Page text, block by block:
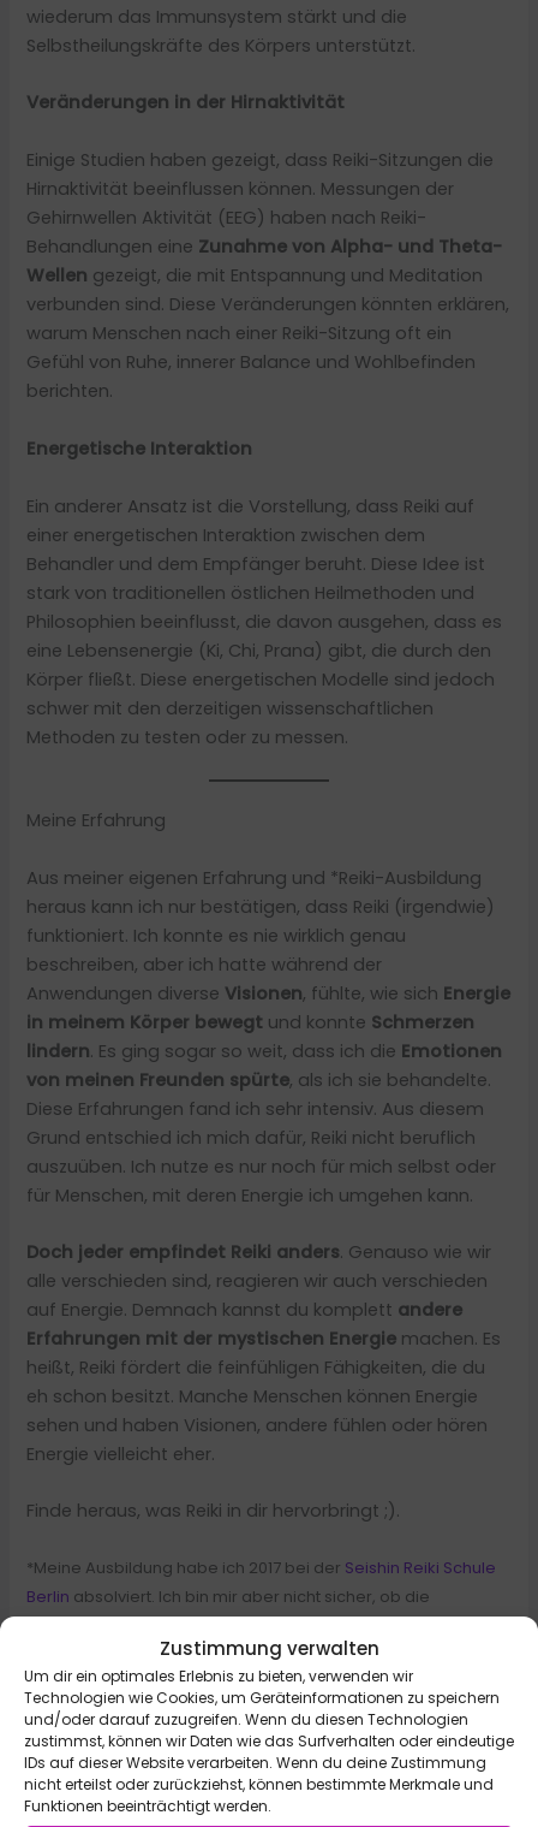
Zustimmung verwalten
Um dir ein optimales Erlebnis zu bieten, verwenden wir
Technologien wie Cookies, um Geräteinformationen zu speichern
und/oder darauf zuzugreifen. Wenn du diesen Technologien
zustimmst, können wir Daten wie das Surfverhalten oder eindeutige
IDs auf dieser Website verarbeiten. Wenn du deine Zustimmung
nicht erteilst oder zurückziehst, können bestimmte Merkmale und
Funktionen beeinträchtigt werden.
wiederum das Immunsystem stärkt und die
Selbstheilungskräfte des Körpers unterstützt.
Veränderungen in der Hirnaktivität
Einige Studien haben gezeigt, dass Reiki-Sitzungen die
Hirnaktivität beeinflussen können. Messungen der
Gehirnwellen Aktivität (EEG) haben nach Reiki-
Behandlungen eine Zunahme von Alpha- und Theta-
Wellen gezeigt, die mit Entspannung und Meditation
verbunden sind. Diese Veränderungen könnten erklären,
warum Menschen nach einer Reiki-Sitzung oft ein
Gefühl von Ruhe, innerer Balance und Wohlbefinden
berichten.
Energetische Interaktion
Ein anderer Ansatz ist die Vorstellung, dass Reiki auf
einer energetischen Interaktion zwischen dem
Behandler und dem Empfänger beruht. Diese Idee ist
stark von traditionellen östlichen Heilmethoden und
Philosophien beeinflusst, die davon ausgehen, dass es
eine Lebensenergie (Ki, Chi, Prana) gibt, die durch den
Körper fließt. Diese energetischen Modelle sind jedoch
schwer mit den derzeitigen wissenschaftlichen
Methoden zu testen oder zu messen.
Meine Erfahrung
Aus meiner eigenen Erfahrung und *Reiki-Ausbildung
heraus kann ich nur bestätigen, dass Reiki (irgendwie)
funktioniert. Ich konnte es nie wirklich genau
beschreiben, aber ich hatte während der
Anwendungen diverse Visionen, fühlte, wie sich Energie
in meinem Körper bewegt und konnte Schmerzen
lindern. Es ging sogar so weit, dass ich die Emotionen
von meinen Freunden spürte, als ich sie behandelte.
Diese Erfahrungen fand ich sehr intensiv. Aus diesem
Grund entschied ich mich dafür, Reiki nicht beruflich
auszuüben. Ich nutze es nur noch für mich selbst oder
für Menschen, mit deren Energie ich umgehen kann.
Doch jeder empfindet Reiki anders. Genauso wie wir
alle verschieden sind, reagieren wir auch verschieden
auf Energie. Demnach kannst du komplett andere
Erfahrungen mit der mystischen Energie machen. Es
heißt, Reiki fördert die feinfühligen Fähigkeiten, die du
eh schon besitzt. Manche Menschen können Energie
sehen und haben Visionen, andere fühlen oder hören
Energie vielleicht eher.
Finde heraus, was Reiki in dir hervorbringt ;).
*Meine Ausbildung habe ich 2017 bei der Seishin Reiki Schule
Berlin absolviert. Ich bin mir aber nicht sicher, ob die
Autor